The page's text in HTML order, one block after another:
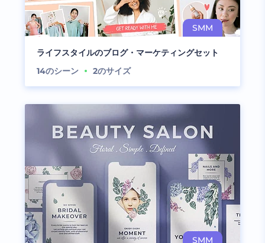
ライフスタイルのブログ・マーケティングセット
14のシーン 2のサイズ